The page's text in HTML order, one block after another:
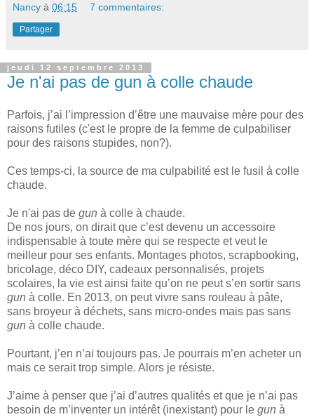
Nancy à 06:15 7 commentaires:
Partager
jeudi 12 septembre 2013
Je n'ai pas de gun à colle chaude
Parfois, j’ai l’impression d’être une mauvaise mère pour des
raisons futiles (c'est le propre de la femme de culpabiliser
pour des raisons stupides, non?).
Ces temps-ci, la source de ma culpabilité est le fusil à colle
chaude.
Je n'ai pas de gun à colle à chaude.
De nos jours, on dirait que c’est devenu un accessoire
indispensable à toute mère qui se respecte et veut le
meilleur pour ses enfants. Montages photos, scrapbooking,
bricolage, déco DIY, cadeaux personnalisés, projets
scolaires, la vie est ainsi faite qu’on ne peut s’en sortir sans
gun à colle. En 2013, on peut vivre sans rouleau à pâte,
sans broyeur à déchets, sans micro-ondes mais pas sans
gun à colle chaude.
Pourtant, j’en n’ai toujours pas. Je pourrais m’en acheter un
mais ce serait trop simple. Alors je résiste.
J’aime à penser que j’ai d’autres qualités et que je n’ai pas
besoin de m’inventer un intérêt (inexistant) pour le gun à